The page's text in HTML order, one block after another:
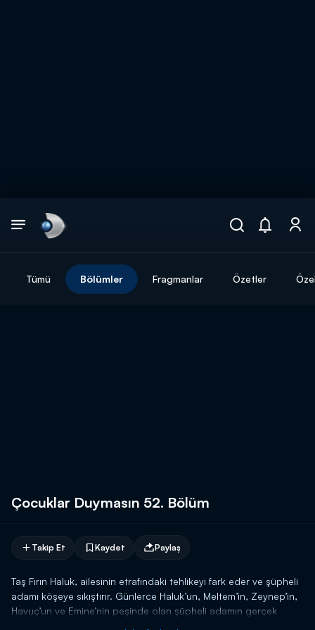
Tümü Bölümler Fragmanlar Özetler
Çocuklar Duymasın 52. Bölüm
Takip Et Kaydet Paylaş
Taş Fırın Haluk, ailesinin etrafındaki tehlikeyi fark eder ve şüpheli
adamı köşeye sıkıştırır. Günlerce Haluk’un, Meltem’in, Zeynep’in,
Havuç’un ve Emine’nin peşinde olan şüpheli adamın gerçek